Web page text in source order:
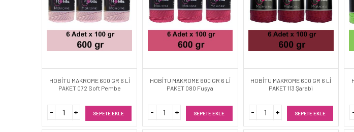
HOBİTU MAKROME 600 GR 6 Lİ
PAKET 072 Soft Pembe
SEPETE EKLE
HOBİTU MAKROME 600 GR 6 Lİ
PAKET 080 Fuşya
SEPETE EKLE
HOBİTU MAKROME 600 GR 6 Lİ
PAKET 113 Şarabi
SEPETE EKLE